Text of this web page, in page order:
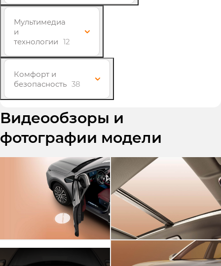
Мультимедиа
и
технологии 12
Комфорт и
безопасность 38
Видеообзоры и
фотографии модели